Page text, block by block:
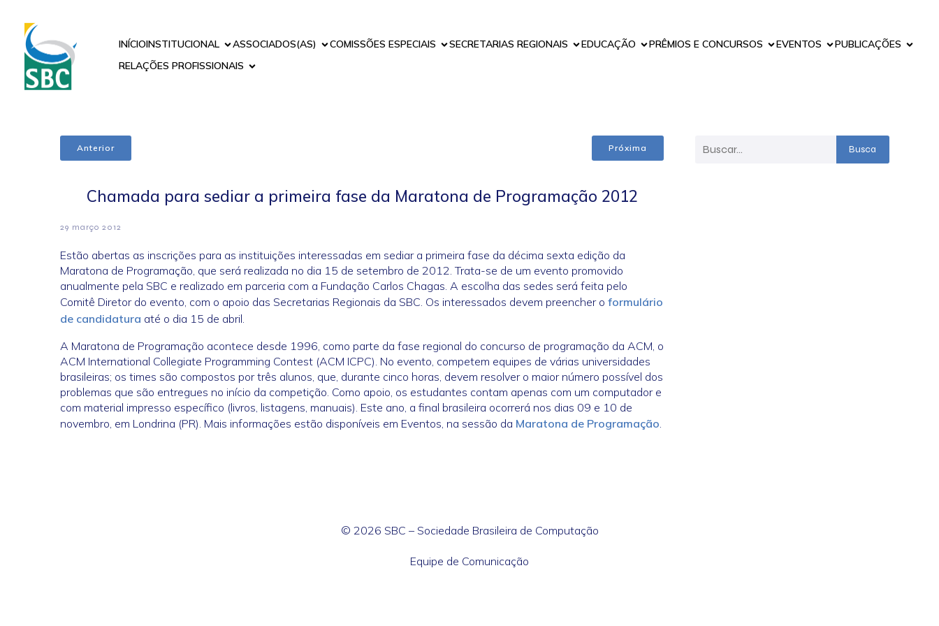
INÍCIOINSTITUCIONAL ASSOCIADOS(AS) COMISSÕES ESPECIAIS SECRETARIAS REGIONAIS EDUCAÇÃO PRÊMIOS E CONCURSOS EVENTOS
PUBLICAÇÕES
RELAÇÕES PROFISSIONAIS
Anterior Próxima
Chamada para sediar a primeira fase da Maratona de Programação 2012
29 março 2012
Estão abertas as inscrições para as instituições interessadas em sediar a primeira fase da décima sexta edição da
Maratona de Programação, que será realizada no dia 15 de setembro de 2012. Trata-se de um evento promovido
anualmente pela SBC e realizado em parceria com a Fundação Carlos Chagas. A escolha das sedes será feita pelo
Comitê Diretor do evento, com o apoio das Secretarias Regionais da SBC. Os interessados devem preencher o formulário
de candidatura até o dia 15 de abril.
A Maratona de Programação acontece desde 1996, como parte da fase regional do concurso de programação da ACM, o
ACM International Collegiate Programming Contest (ACM ICPC). No evento, competem equipes de várias universidades
brasileiras; os times são compostos por três alunos, que, durante cinco horas, devem resolver o maior número possível dos
problemas que são entregues no início da competição. Como apoio, os estudantes contam apenas com um computador e
com material impresso específico (livros, listagens, manuais). Este ano, a final brasileira ocorrerá nos dias 09 e 10 de
novembro, em Londrina (PR). Mais informações estão disponíveis em Eventos, na sessão da Maratona de Programação
Busca
© 2026 SBC – Sociedade Brasileira de Computação
Equipe de Comunicação